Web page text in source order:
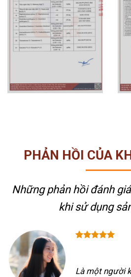
PHẢN HỒI CỦA
Những phản hồi đánh
khi sử dụng
Là một người